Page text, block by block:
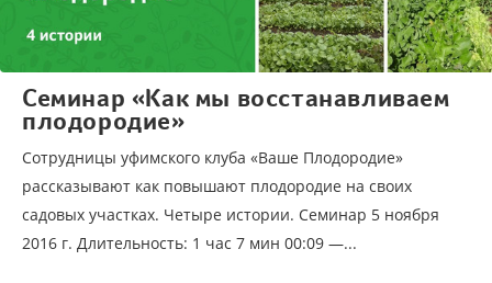
Семинар «Как мы восстанавливаем
плодородие»
Сотрудницы уфимского клуба «Ваше Плодородие»
рассказывают как повышают плодородие на своих
садовых участках. Четыре истории. Семинар 5 ноября
2016 г. Длительность: 1 час 7 мин 00:09 —...